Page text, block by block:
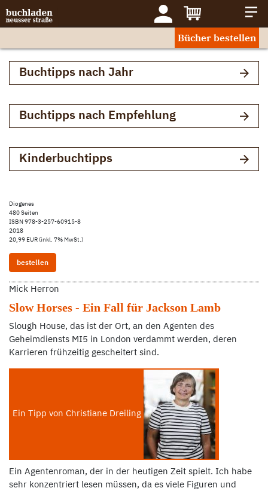
Bücher bestellen
Buchtipps nach Jahr
Buchtipps nach Empfehlung
Kinderbuchtipps
Diogenes
480 Seiten
ISBN 978-3-257-60915-8
2018
20,99 EUR (inkl. 7% MwSt.)
bestellen
Mick Herron
Slow Horses - Ein Fall für Jackson Lamb
Slough House, das ist der Ort, an den Agenten des
Geheimdiensts MI5 in London verdammt werden, deren
Karrieren frühzeitig gescheitert sind.
Ein Tipp von Christiane Dreiling
Ein Agentenroman, der in der heutigen Zeit spielt. Ich habe
sehr konzentriert lesen müssen, da es viele Figuren und